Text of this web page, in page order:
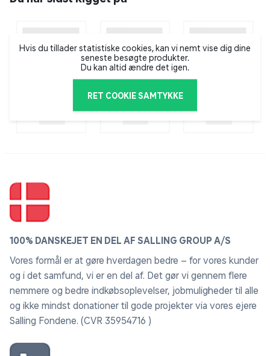
Hvis du tillader statistiske cookies, kan vi nemt vise dig dine
seneste besøgte produkter.
Du kan altid ændre det igen.
RET COOKIE SAMTYKKE
100% DANSKEJET EN DEL AF SALLING GROUP A/S
Vores formål er at gøre hverdagen bedre – for vores kunder
og i det samfund, vi er en del af. Det gør vi gennem flere
nemmere og bedre indkøbsoplevelser, jobmuligheder til alle
og ikke mindst donationer til gode projekter via vores ejere
Salling Fondene. (CVR 35954716 )